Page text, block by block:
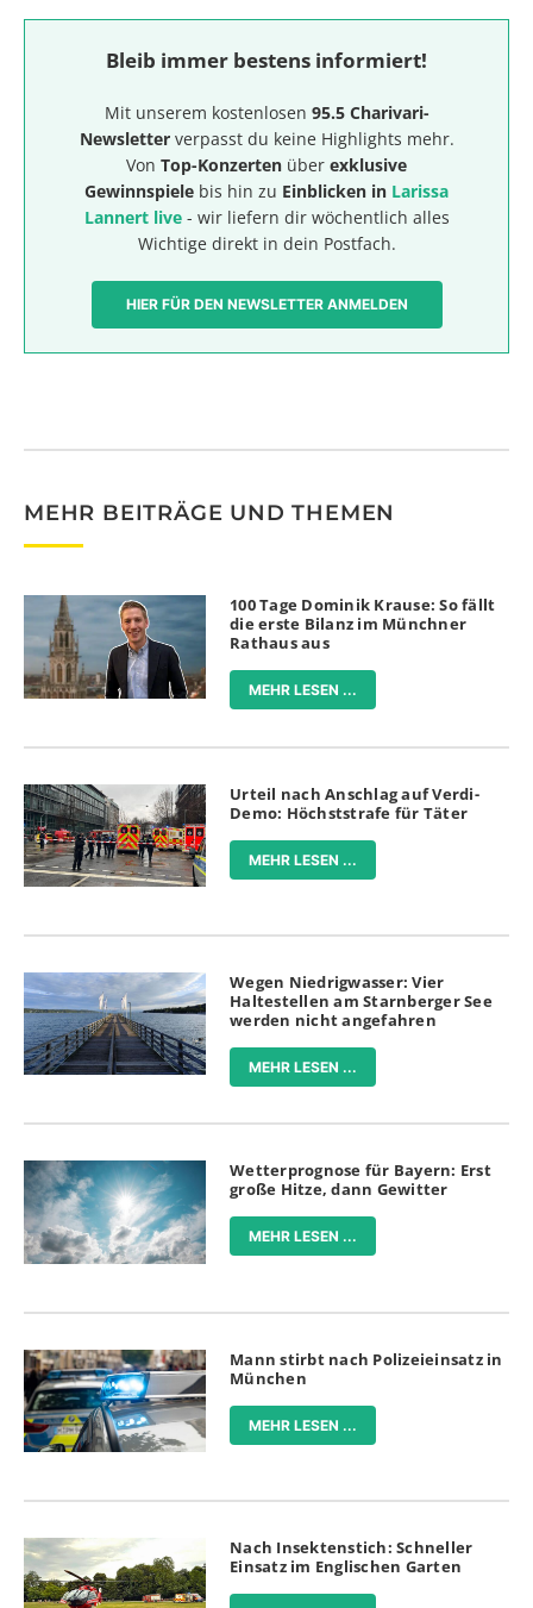
Bleib immer bestens informiert!
Mit unserem kostenlosen 95.5 Charivari-
Newsletterverpasst du keine Highlights mehr.
Von Top-Konzerten über exklusive
Gewinnspiele bis hin zu Einblicken in Larissa
Lannert live- wir liefern dir wöchentlich alles
Wichtige direkt in dein Postfach.
HIER FÜR DEN NEWSLETTER ANMELDEN
MEHR BEITRÄGE UND THEMEN
100 Tage Dominik Krause: So fällt
die erste Bilanz im Münchner
Rathaus aus
MEHR LESEN ...
Urteil nach Anschlag auf Verdi-
Demo: Höchststrafe für Täter
MEHR LESEN ...
Wegen Niedrigwasser: Vier
Haltestellen am Starnberger See
werden nicht angefahren
MEHR LESEN ...
Wetterprognose für Bayern: Erst
große Hitze, dann Gewitter
MEHR LESEN ...
Mann stirbt nach Polizeieinsatz in
München
MEHR LESEN ...
Nach Insektenstich: Schneller
Einsatz im Englischen Garten